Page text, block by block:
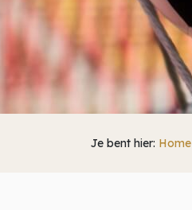
Je bent hier: Home